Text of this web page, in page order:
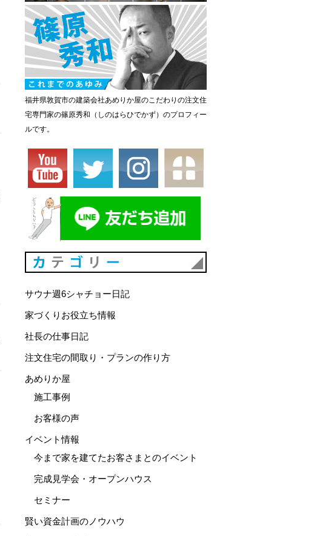
福井県敦賀市の建築会社あめりか屋のこだわりの注文住
宅専門家の篠原秀和（しのはらひでかず）のプロフィー
ルです。
サウナ週6シャチョー日記
家づくりお役立ち情報
社長の仕事日記
注文住宅の間取り・プランの作り方
あめりか屋
施工事例
お客様の声
イベント情報
今まで家を建てたお客さまとのイベント
完成見学会・オープンハウス
セミナー
賢い資金計画のノウハウ